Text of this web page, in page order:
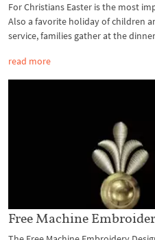
For Christians Easter is the most
Also a favorite holiday of children
service, families gather at the
read more
Free Machine